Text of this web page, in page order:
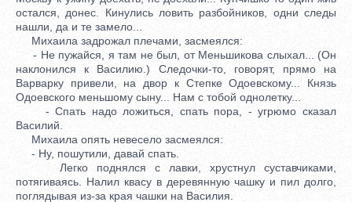
остался, донес. Кинулись ловить разбойников, одни следы
нашли, да и те замело...
Михаила задрожал плечами, засмеялся:
- Не пужайся, я там не был, от Меньшикова слыхал... (Он
наклонился к Василию.) Следочки-то, говорят, прямо на
Варварку привели, на двор к Степке Одоевскому... Князь
Одоевского меньшому сыну... Нам с тобой однолетку...
- Спать надо ложиться, спать пора, - угрюмо сказал
Василий.
Михаила опять невесело засмеялся:
- Ну, пошутили, давай спать.
Легко поднялся с лавки, хрустнул суставчиками,
потягиваясь. Налил квасу в деревянную чашку и пил долго,
поглядывая из-за края чашки на Василия.